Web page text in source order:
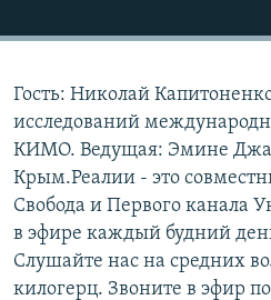
Гость: Николай
исследований
КИМО. Ведущая: Эмине
Крым.Реалии - это
Свобода и Первого канала
в эфире каждый будний
Слушайте нас на средних
килогерц. Звоните в эфир